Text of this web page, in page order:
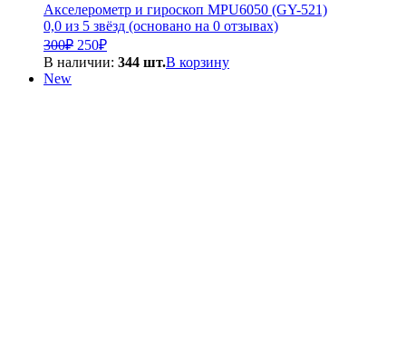
Акселерометр и гироскоп MPU6050 (GY-521)
0,0 из 5 звёзд (основано на 0 отзывах)
300₽ Первоначальная
цена
250₽Текущая
цена:
В наличии: 344 шт.В корзину
New